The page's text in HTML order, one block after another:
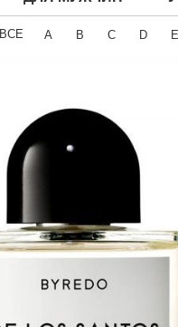
ВСЕ A B C D E